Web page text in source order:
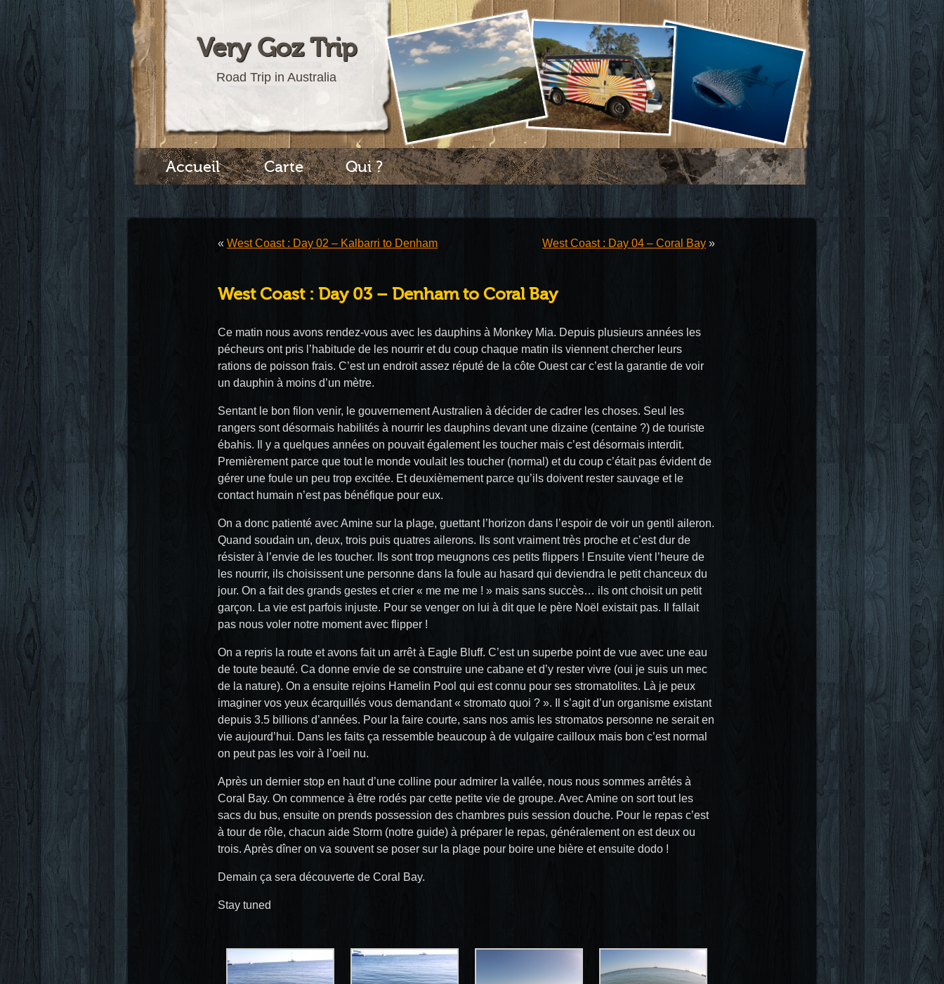
Very Goz Trip
Road Trip in Australia
Accueil Carte Qui ?
« West Coast : Day 02 – Kalbarri to Denham West Coast : Day 04 – Coral Bay »
West Coast : Day 03 – Denham to Coral Bay
Ce matin nous avons rendez-vous avec les dauphins à Monkey Mia. Depuis plusieurs années les
pécheurs ont pris l’habitude de les nourrir et du coup chaque matin ils viennent chercher leurs
rations de poisson frais. C’est un endroit assez réputé de la côte Ouest car c’est la garantie de voir
un dauphin à moins d’un mètre.
Sentant le bon filon venir, le gouvernement Australien à décider de cadrer les choses. Seul les
rangers sont désormais habilités à nourrir les dauphins devant une dizaine (centaine ?) de touriste
ébahis. Il y a quelques années on pouvait également les toucher mais c’est désormais interdit.
Premièrement parce que tout le monde voulait les toucher (normal) et du coup c’était pas évident de
gérer une foule un peu trop excitée. Et deuxièmement parce qu’ils doivent rester sauvage et le
contact humain n’est pas bénéfique pour eux.
On a donc patienté avec Amine sur la plage, guettant l’horizon dans l’espoir de voir un gentil aileron.
Quand soudain un, deux, trois puis quatres ailerons. Ils sont vraiment très proche et c’est dur de
résister à l’envie de les toucher. Ils sont trop meugnons ces petits flippers ! Ensuite vient l’heure de
les nourrir, ils choisissent une personne dans la foule au hasard qui deviendra le petit chanceux du
jour. On a fait des grands gestes et crier « me me me ! » mais sans succès… ils ont choisit un petit
garçon. La vie est parfois injuste. Pour se venger on lui à dit que le père Noël existait pas. Il fallait
pas nous voler notre moment avec flipper !
On a repris la route et avons fait un arrêt à Eagle Bluff. C’est un superbe point de vue avec une eau
de toute beauté. Ca donne envie de se construire une cabane et d’y rester vivre (oui je suis un mec
de la nature). On a ensuite rejoins Hamelin Pool qui est connu pour ses stromatolites. Là je peux
imaginer vos yeux écarquillés vous demandant « stromato quoi ? ». Il s’agit d’un organisme existant
depuis 3.5 billions d’années. Pour la faire courte, sans nos amis les stromatos personne ne serait en
vie aujourd’hui. Dans les faits ça ressemble beaucoup à de vulgaire cailloux mais bon c’est normal
on peut pas les voir à l’oeil nu.
Après un dernier stop en haut d’une colline pour admirer la vallée, nous nous sommes arrêtés à
Coral Bay. On commence à être rodés par cette petite vie de groupe. Avec Amine on sort tout les
sacs du bus, ensuite on prends possession des chambres puis session douche. Pour le repas c’est
à tour de rôle, chacun aide Storm (notre guide) à préparer le repas, généralement on est deux ou
trois. Après dîner on va souvent se poser sur la plage pour boire une bière et ensuite dodo !
Demain ça sera découverte de Coral Bay.
Stay tuned